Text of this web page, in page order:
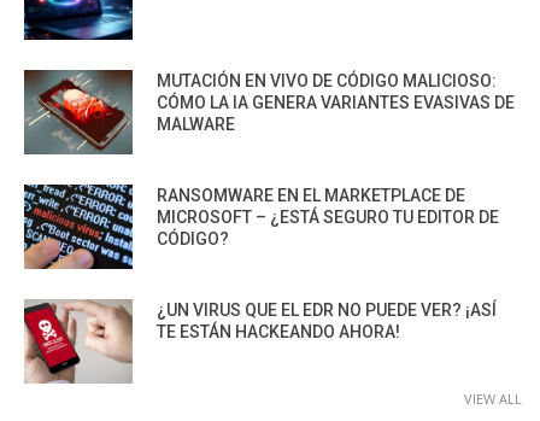
MUTACIÓN EN VIVO DE CÓDIGO MALICIOSO:
CÓMO LA IA GENERA VARIANTES EVASIVAS DE
MALWARE
RANSOMWARE EN EL MARKETPLACE DE
MICROSOFT – ¿ESTÁ SEGURO TU EDITOR DE
CÓDIGO?
¿UN VIRUS QUE EL EDR NO PUEDE VER? ¡ASÍ
TE ESTÁN HACKEANDO AHORA!
VIEW ALL